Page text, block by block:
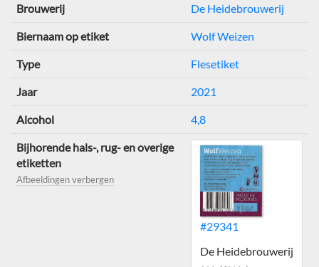
Brouwerij De Heidebrouwerij
Biernaam op etiket Wolf Weizen
Type Flesetiket
Jaar 2021
Alcohol 4,8
Bijhorende hals-, rug- en overige
etiketten
Afbeeldingen verbergen
#29341
De Heidebrouwerij